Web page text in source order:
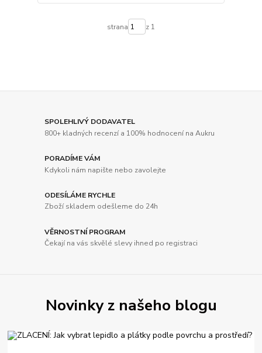
strana z 1
SPOLEHLIVÝ DODAVATEL
800+ kladných recenzí a 100% hodnocení na Aukru
PORADÍME VÁM
Kdykoli nám napište nebo zavolejte
ODESÍLÁME RYCHLE
Zboží skladem odešleme do 24h
VĚRNOSTNÍ PROGRAM
Čekají na vás skvělé slevy ihned po registraci
Novinky z našeho blogu